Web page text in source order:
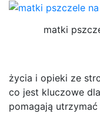
matki
życia i opieki ze
co jest kluczowe
pomagają